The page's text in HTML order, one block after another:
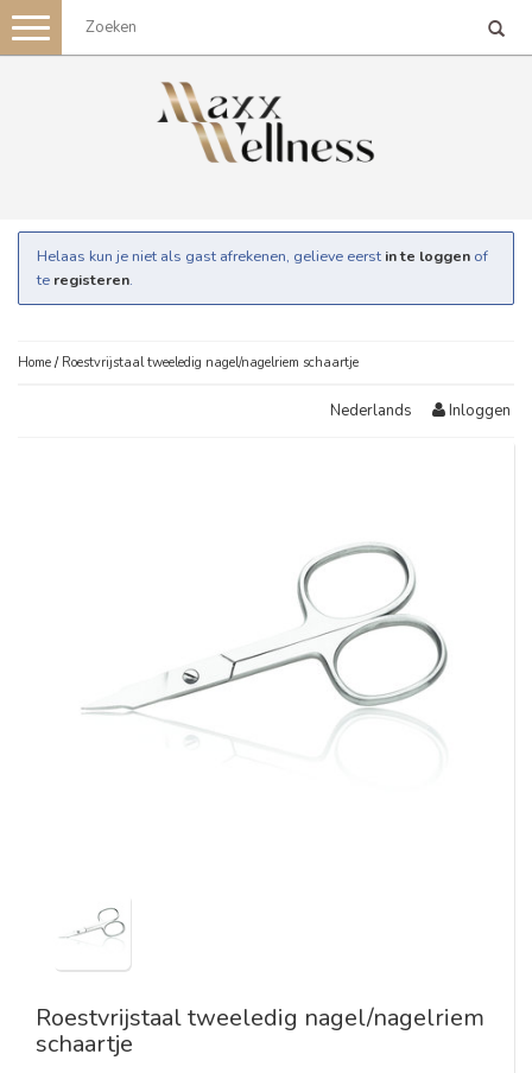
Toggle
navigation
Helaas kun je niet als gast afrekenen, gelieve eerst in te loggen of
te registeren.
Home / Roestvrijstaal tweeledig nagel/nagelriem schaartje
Nederlands Inloggen
Roestvrijstaal tweeledig nagel/nagelriem
schaartje